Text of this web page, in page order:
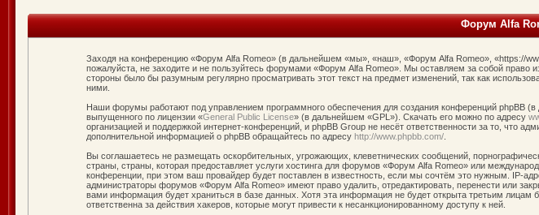
Форум Alfa
Заходя на конференцию «Форум Alfa Romeo» (в дальнейшем «мы», «наш», «Форум Alfa Romeo», «https://
пожалуйста, не заходите и не пользуйтесь форумами «Форум Alfa Romeo». Мы оставляем за собой
стороны было бы разумным регулярно просматривать этот текст на предмет изменений, так как
ними.
Наши форумы работают под управлением программного обеспечения для создания конференций phpBB
выпущенного по лицензии «General Public License» (в дальнейшем «GPL»). Скачать его можно по адресу
организацией и поддержкой интернет-конференций, и phpBB Group не несёт ответственности за то, что
дополнительной информацией о phpBB обращайтесь по адресу http://www.phpbb.com/.
Вы соглашаетесь не размещать оскорбительных, угрожающих, клеветнических сообщений,
страны, страны, которая предоставляет услуги хостинга для форумов «Форум Alfa Romeo» или
конференции, при этом ваш провайдер будет поставлен в известность, если мы сочтём это нужным. IP-
администраторы форумов «Форум Alfa Romeo» имеют право удалить, отредактировать, перенести или
вами информация будет храниться в базе данных. Хотя эта информация не будет открыта третьим
ответственна за действия хакеров, которые могут привести к несанкционированному доступу к ней.